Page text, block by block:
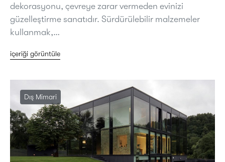
dekorasyonu, çevreye zarar vermeden evinizi
güzelleştirme sanatıdır. Sürdürülebilir malzemeler
kullanmak,…
içeriği görüntüle
Dış Mimari